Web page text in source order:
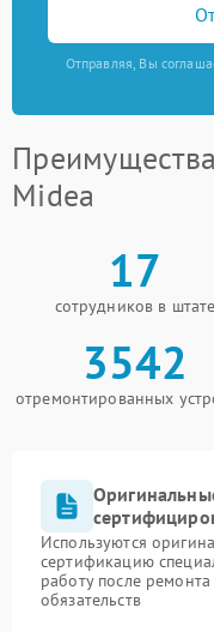
Отправляя, Вы
Midea
17
сотрудников в штате
3542
отремонтированных
Используются
сертификацию
работу после
обязательств